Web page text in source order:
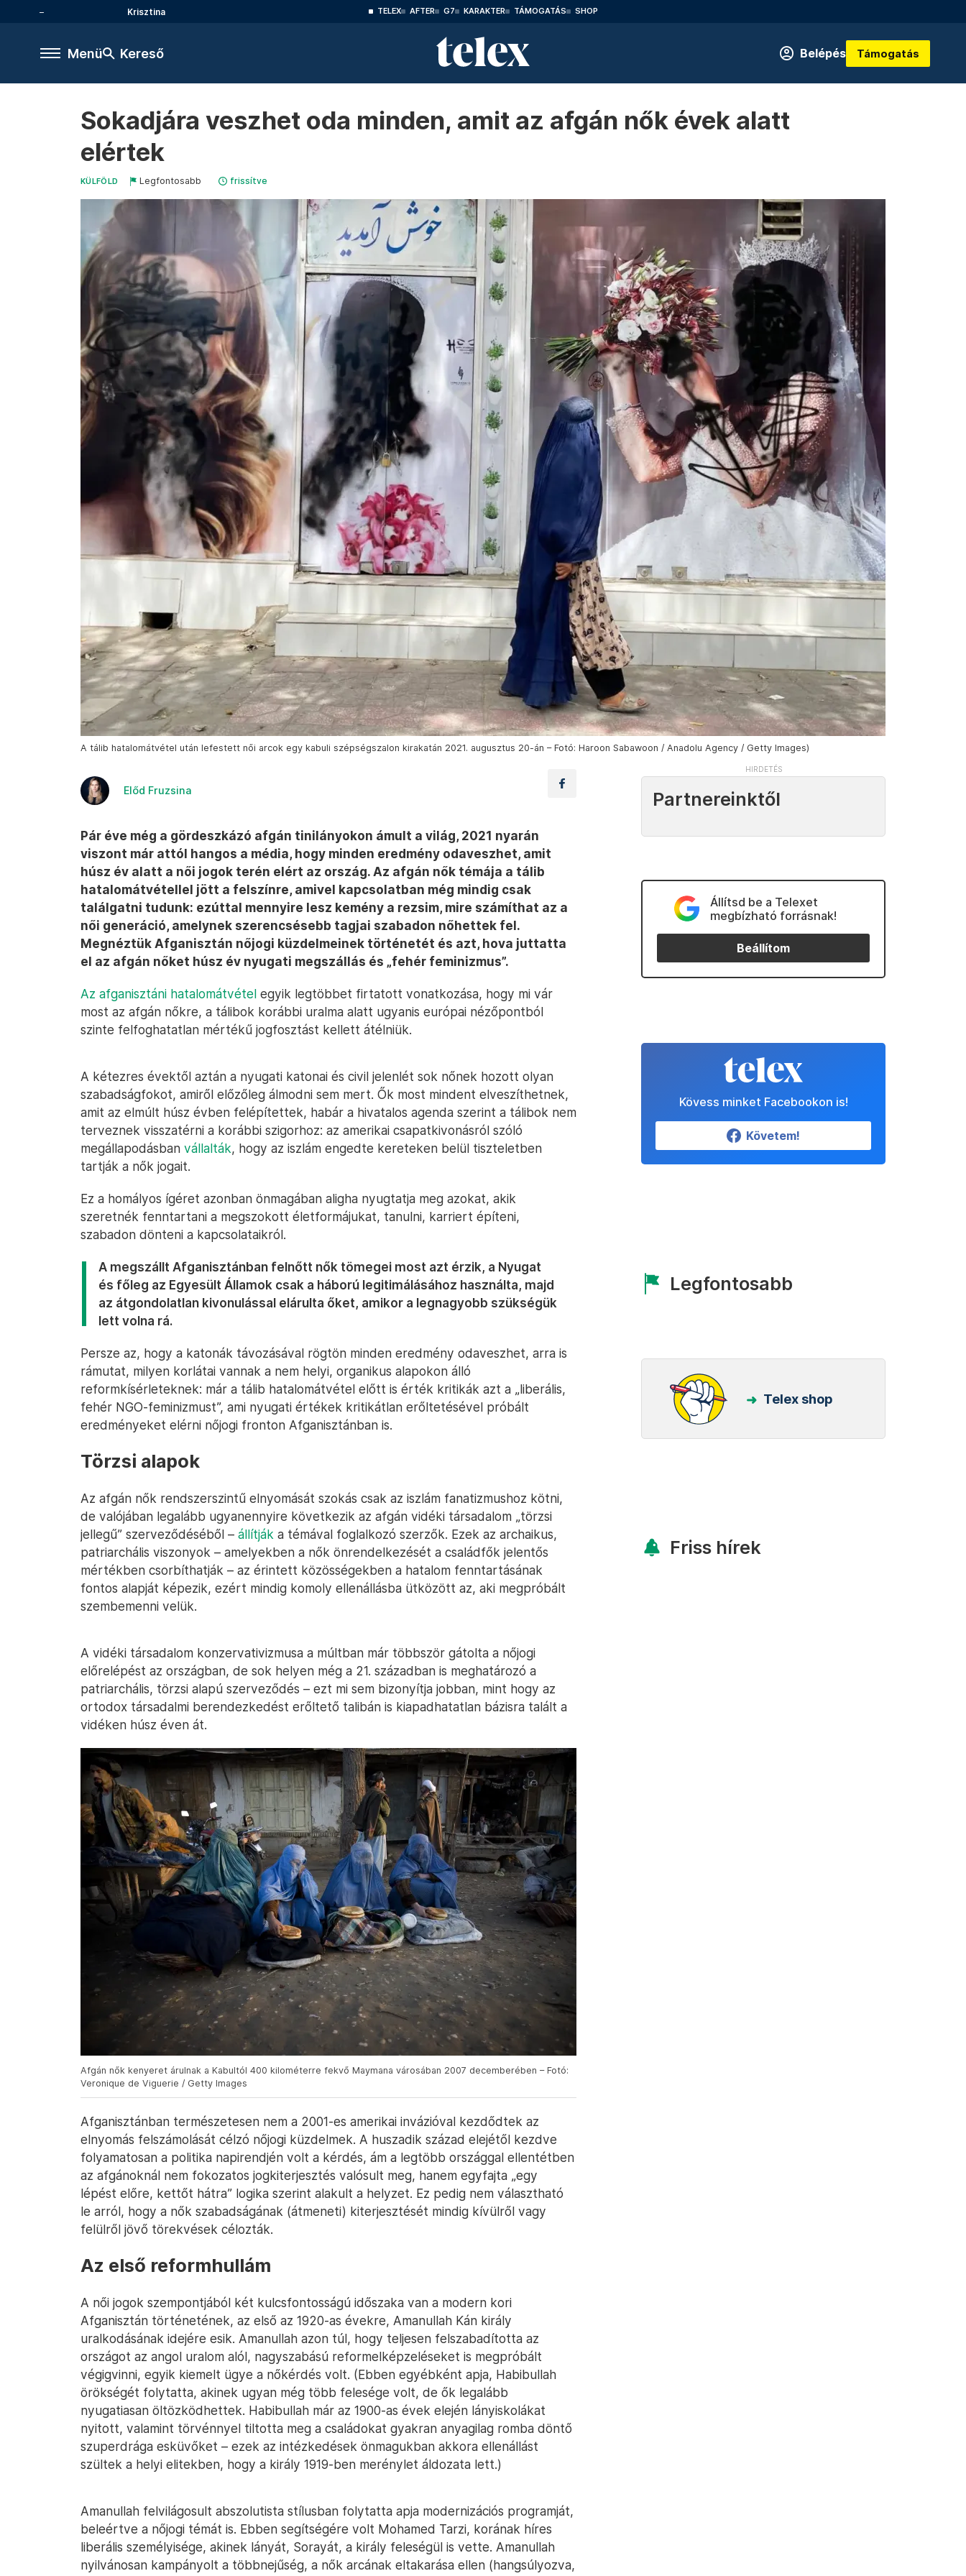
Krisztina TELEX AFTER G7 KARAKTER TÁMOGATÁS SHOP
Menü Kereső Belépés Támogatás
Sokadjára veszhet oda minden, amit az afgán nők évek alatt
elértek
KÜLFÖLD Legfontosabb frissítve
A tálib hatalomátvétel után lefestett női arcok egy kabuli szépségszalon kirakatán 2021. augusztus 20-án – Fotó: Haroon Sabawoon / Anadolu Agency / Getty Images)
Előd Fruzsina
Pár éve még a gördeszkázó afgán tinilányokon ámult a világ, 2021 nyarán
viszont már attól hangos a média, hogy minden eredmény odaveszhet, amit
húsz év alatt a női jogok terén elért az ország. Az afgán nők témája a tálib
hatalomátvétellel jött a felszínre, amivel kapcsolatban még mindig csak
találgatni tudunk: ezúttal mennyire lesz kemény a rezsim, mire számíthat az a
női generáció, amelynek szerencsésebb tagjai szabadon nőhettek fel.
Megnéztük Afganisztán nőjogi küzdelmeinek történetét és azt, hova juttatta
el az afgán nőket húsz év nyugati megszállás és „fehér feminizmus”.
Az afganisztáni hatalomátvétel egyik legtöbbet firtatott vonatkozása, hogy mi vár
most az afgán nőkre, a tálibok korábbi uralma alatt ugyanis európai nézőpontból
szinte felfoghatatlan mértékű jogfosztást kellett átélniük.
A kétezres évektől aztán a nyugati katonai és civil jelenlét sok nőnek hozott olyan
szabadságfokot, amiről előzőleg álmodni sem mert. Ők most mindent elveszíthetnek,
amit az elmúlt húsz évben felépítettek, habár a hivatalos agenda szerint a tálibok nem
terveznek visszatérni a korábbi szigorhoz: az amerikai csapatkivonásról szóló
megállapodásban vállalták, hogy az iszlám engedte kereteken belül tiszteletben
tartják a nők jogait.
Ez a homályos ígéret azonban önmagában aligha nyugtatja meg azokat, akik
szeretnék fenntartani a megszokott életformájukat, tanulni, karriert építeni,
szabadon dönteni a kapcsolataikról.
A megszállt Afganisztánban felnőtt nők tömegei most azt érzik, a Nyugat
és főleg az Egyesült Államok csak a háború legitimálásához használta, majd
az átgondolatlan kivonulással elárulta őket, amikor a legnagyobb szükségük
lett volna rá.
Persze az, hogy a katonák távozásával rögtön minden eredmény odaveszhet, arra is
rámutat, milyen korlátai vannak a nem helyi, organikus alapokon álló
reformkísérleteknek: már a tálib hatalomátvétel előtt is érték kritikák azt a „liberális,
fehér NGO-feminizmust”, ami nyugati értékek kritikátlan erőltetésével próbált
eredményeket elérni nőjogi fronton Afganisztánban is.
Törzsi alapok
Az afgán nők rendszerszintű elnyomását szokás csak az iszlám fanatizmushoz kötni,
de valójában legalább ugyanennyire következik az afgán vidéki társadalom „törzsi
jellegű” szerveződéséből – állítják a témával foglalkozó szerzők. Ezek az archaikus,
patriarchális viszonyok – amelyekben a nők önrendelkezését a családfők jelentős
mértékben csorbíthatják – az érintett közösségekben a hatalom fenntartásának
fontos alapját képezik, ezért mindig komoly ellenállásba ütközött az, aki megpróbált
szembemenni velük.
A vidéki társadalom konzervativizmusa a múltban már többször gátolta a nőjogi
előrelépést az országban, de sok helyen még a 21. században is meghatározó a
patriarchális, törzsi alapú szerveződés – ezt mi sem bizonyítja jobban, mint hogy az
ortodox társadalmi berendezkedést erőltető talibán is kiapadhatatlan bázisra talált a
vidéken húsz éven át.
Afgán nők kenyeret árulnak a Kabultól 400 kilométerre fekvő Maymana városában 2007 decemberében – Fotó:
Veronique de Viguerie / Getty Images
Afganisztánban természetesen nem a 2001-es amerikai invázióval kezdődtek az
elnyomás felszámolását célzó nőjogi küzdelmek. A huszadik század elejétől kezdve
folyamatosan a politika napirendjén volt a kérdés, ám a legtöbb országgal ellentétben
az afgánoknál nem fokozatos jogkiterjesztés valósult meg, hanem egyfajta „egy
lépést előre, kettőt hátra” logika szerint alakult a helyzet. Ez pedig nem választható
le arról, hogy a nők szabadságának (átmeneti) kiterjesztését mindig kívülről vagy
felülről jövő törekvések célozták.
Az első reformhullám
A női jogok szempontjából két kulcsfontosságú időszaka van a modern kori
Afganisztán történetének, az első az 1920-as évekre, Amanullah Kán király
uralkodásának idejére esik. Amanullah azon túl, hogy teljesen felszabadította az
országot az angol uralom alól, nagyszabású reformelképzeléseket is megpróbált
végigvinni, egyik kiemelt ügye a nőkérdés volt. (Ebben egyébként apja, Habibullah
örökségét folytatta, akinek ugyan még több felesége volt, de ők legalább
nyugatiasan öltözködhettek. Habibullah már az 1900-as évek elején lányiskolákat
nyitott, valamint törvénnyel tiltotta meg a családokat gyakran anyagilag romba döntő
szuperdrága esküvőket – ezek az intézkedések önmagukban akkora ellenállást
szültek a helyi elitekben, hogy a király 1919-ben merénylet áldozata lett.)
Amanullah felvilágosult abszolutista stílusban folytatta apja modernizációs programját,
beleértve a nőjogi témát is. Ebben segítségére volt Mohamed Tarzi, korának híres
liberális személyisége, akinek lányát, Sorayát, a király feleségül is vette. Amanullah
nyilvánosan kampányolt a többnejűség, a nők arcának eltakarása ellen (hangsúlyozva,
Partnereinktől
Állítsd be a Telexet
megbízható forrásnak!
Beállítom
Kövess minket Facebookon is!
Követem!
Legfontosabb
Telex shop
Friss hírek